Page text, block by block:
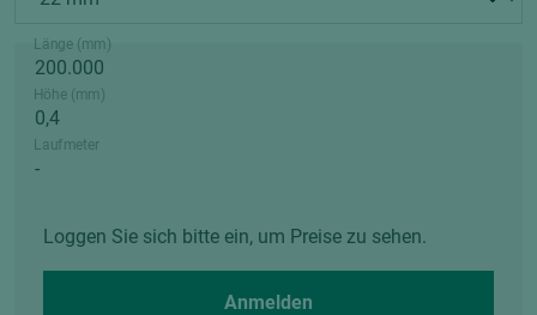
Länge (mm)
Höhe (mm)
Laufmeter
Loggen Sie sich bitte ein, um Preise zu sehen.
Anmelden